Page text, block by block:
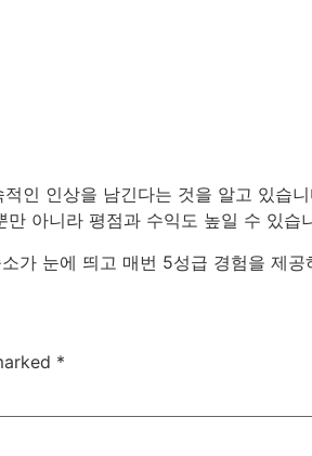
인 인상을 남긴다는 것을 알고 있
아니라 평점과 수익도 높일 수 있습
가 눈에 띄고 매번 5성급 경험을 제공
*